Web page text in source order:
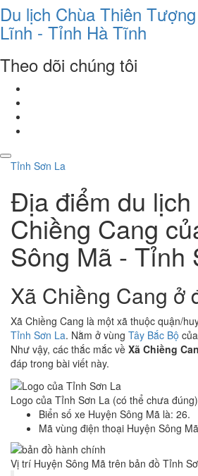
Du lịch Chùa Thiên
Lĩnh - Tỉnh Hà Tĩnh
Theo dõi chúng tôi
Tỉnh Sơn La
Địa điểm du lịch
Chiềng Cang
Sông Mã - Tỉnh
Xã Chiềng Cang ở
Xã Chiềng Cang là một xã thuộc quận/
Tỉnh Sơn La. Nằm ở vùng Tây Bắc Bộ
Như vậy, các thắc mắc về Xã Chiềng
đáp trong bài viết này.
Logo của Tỉnh Sơn La (có thể chưa đúng)
Biển số xe Huyện Sông Mã là: 26.
Mã vùng điện thoại Huyện Sông
Vị trí Huyện Sông Mã trên bản đồ Tỉnh